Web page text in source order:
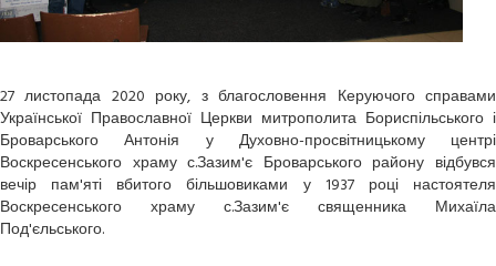
27 листопада 2020 року, з благословення Керуючого справами
Української Православної Церкви митрополита Бориспільського і
Броварського Антонія у Духовно-просвітницькому центрі
Воскресенського храму с.Зазим'є Броварського району відбувся
вечір пам'яті вбитого більшовиками у 1937 році настоятеля
Воскресенського храму с.Зазим'є священника Михаїла
Под'єльського.